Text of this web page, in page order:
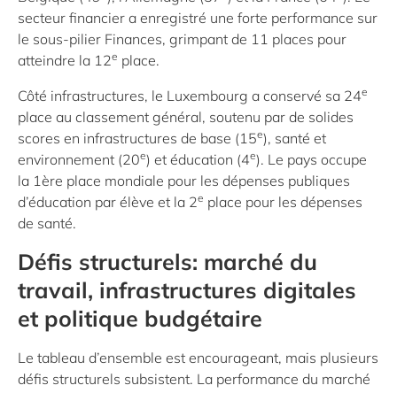
secteur financier a enregistré une forte performance sur
le sous-pilier Finances, grimpant de 11 places pour
atteindre la 12e place.
Côté infrastructures, le Luxembourg a conservé sa 24e
place au classement général, soutenu par de solides
scores en infrastructures de base (15e), santé et
environnement (20e) et éducation (4e). Le pays occupe
la 1ère place mondiale pour les dépenses publiques
d’éducation par élève et la 2e place pour les dépenses
de santé.
Défis structurels: marché du
travail, infrastructures digitales
et politique budgétaire
Le tableau d’ensemble est encourageant, mais plusieurs
défis structurels subsistent. La performance du marché